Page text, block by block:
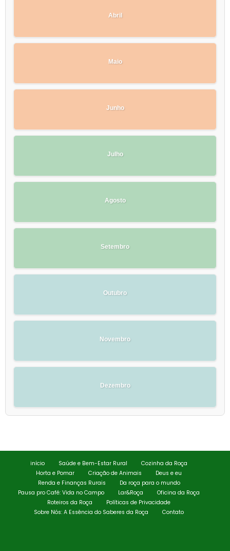
Abril
Maio
Junho
Julho
Agosto
Setembro
Outubro
Novembro
Dezembro
início Saúde e Bem-Estar Rural
Cozinha da Roça
Horta e Pomar
Criação de Animais
Deus e eu
Renda e Finanças Rurais
Da roça para o mundo
Pausa pro Café: Vida no Campo
Lar&Roça
Oficina da Roça
Roteiros da Roça
Políticas de Privacidade
Sobre Nós: A Essência do Saberes da Roça
Contato